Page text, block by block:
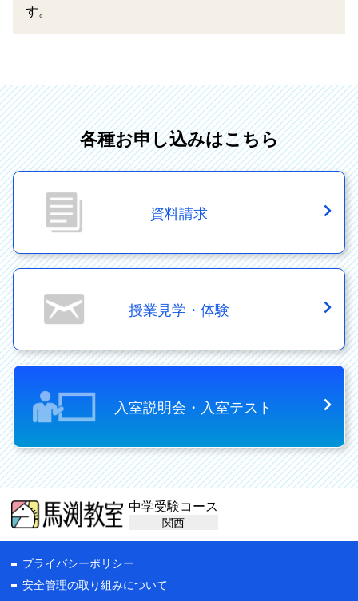
す。
各種お申し込みはこちら
資料請求
授業見学・体験
入室説明会・入室テスト
中学受験コース
関西
プライバシーポリシー
安全管理の取り組みについて